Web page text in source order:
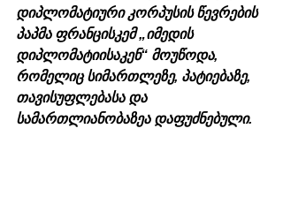
დიპლომატიური კორპუსის წევრების
პაპმა ფრანცისკემ „იმედის
დიპლომატიისაკენ“ მოუწოდა,
რომელიც სიმართლეზე, პატიებაზე,
თავისუფლებასა და
სამართლიანობაზეა დაფუძნებული.